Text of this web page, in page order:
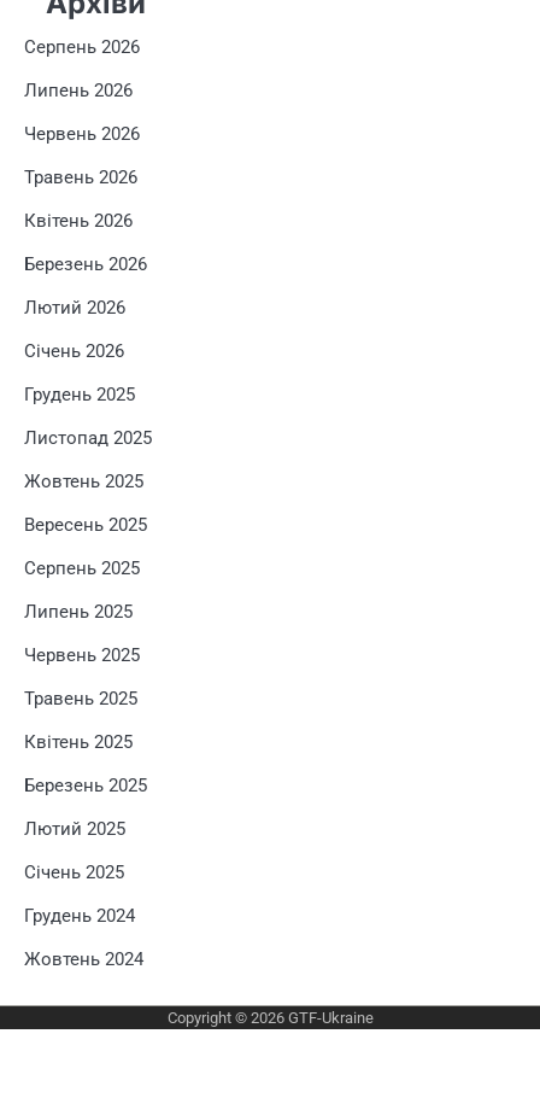
Серпень 2026
Липень 2026
Червень 2026
Травень 2026
Квітень 2026
Березень 2026
Лютий 2026
Січень 2026
Грудень 2025
Листопад 2025
Жовтень 2025
Вересень 2025
Серпень 2025
Липень 2025
Червень 2025
Травень 2025
Квітень 2025
Березень 2025
Лютий 2025
Січень 2025
Грудень 2024
Жовтень 2024
Copyright © 2026 GTF-Ukraine